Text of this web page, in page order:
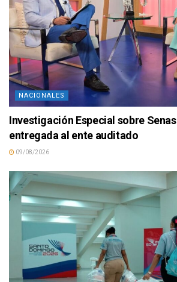
NACIONALES
Investigación Especial sobre
entregada al ente auditado
09/08/2026